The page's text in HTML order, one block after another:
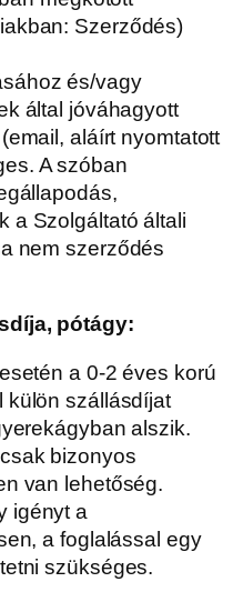
Szerződés)
és/vagy
által jóváhagyott
aláírt nyomtatott
A szóban
a Szolgáltató általi
nem szerződés
pótágy:
a 0-2 éves korú
külön szállásdíjat
alszik.
bizonyos
van lehetőség.
igényt a
a foglalással egy
szükséges.